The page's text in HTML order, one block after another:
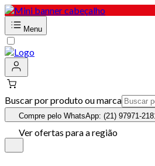
Menu
Buscar por produto ou marca
Compre pelo WhatsApp: (21) 97971-
Ver ofertas para a região